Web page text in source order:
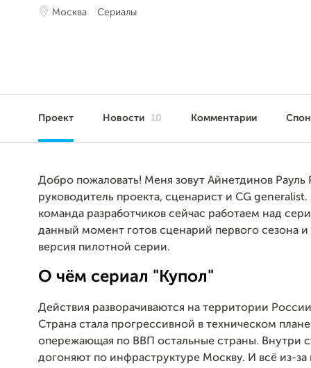
Москва Сериалы
Проект Новости 10 Комментарии
Добро пожаловать! Меня зовут Айнетдинов Рауль
руководитель проекта, сценарист и CG
команда разработчиков сейчас работаем над
данный момент готов сценарий первого сезона и
версия пилотной серии.
О чём сериал "Купол"
Действия разворачиваются на территории
Страна стала прогрессивной в техническом
опережающая по ВВП остальные страны. Внутри
догоняют по инфраструктуре Москву. И всё из-за